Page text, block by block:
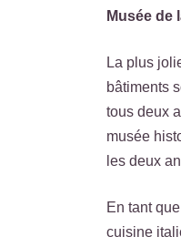
Musée de
La plus
bâtiments
tous deux
musée
les deux
En tant
cuisine